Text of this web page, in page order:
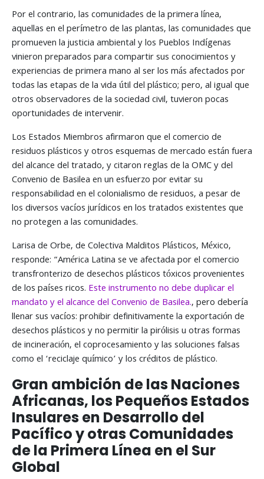
Por el contrario, las comunidades de la primera línea,
aquellas en el perímetro de las plantas, las comunidades que
promueven la justicia ambiental y los Pueblos Indígenas
vinieron preparados para compartir sus conocimientos y
experiencias de primera mano al ser los más afectados por
todas las etapas de la vida útil del plástico; pero, al igual que
otros observadores de la sociedad civil, tuvieron pocas
oportunidades de intervenir.
Los Estados Miembros afirmaron que el comercio de
residuos plásticos y otros esquemas de mercado están fuera
del alcance del tratado, y citaron reglas de la OMC y del
Convenio de Basilea en un esfuerzo por evitar su
responsabilidad en el colonialismo de residuos, a pesar de
los diversos vacíos jurídicos en los tratados existentes que
no protegen a las comunidades.
Larisa de Orbe, de Colectiva Malditos Plásticos, México,
responde: “América Latina se ve afectada por el comercio
transfronterizo de desechos plásticos tóxicos provenientes
de los países ricos. Este instrumento no debe duplicar el
mandato y el alcance del Convenio de Basilea., pero debería
llenar sus vacíos: prohibir definitivamente la exportación de
desechos plásticos y no permitir la pirólisis u otras formas
de incineración, el coprocesamiento y las soluciones falsas
como el ‘reciclaje químico’ y los créditos de plástico.
Gran ambición de las Naciones
Africanas, los Pequeños Estados
Insulares en Desarrollo del
Pacífico y otras Comunidades
de la Primera Línea en el Sur
Global